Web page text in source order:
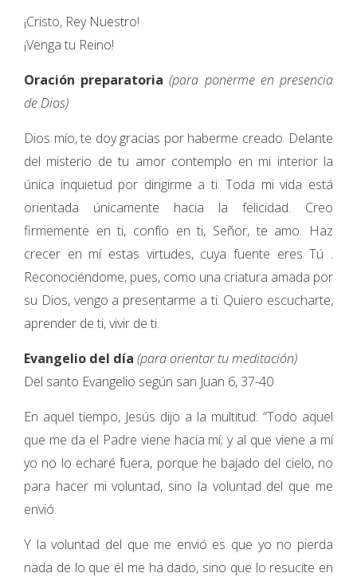
¡Cristo, Rey Nuestro!
¡Venga tu Reino!
Oración preparatoria (para ponerme en presencia
de Dios)
Dios mío, te doy gracias por haberme creado. Delante
del misterio de tu amor contemplo en mi interior la
única inquietud por dirigirme a ti. Toda mi vida está
orientada únicamente hacia la felicidad. Creo
firmemente en ti, confío en ti, Señor, te amo. Haz
crecer en mí estas virtudes, cuya fuente eres Tú .
Reconociéndome, pues, como una criatura amada por
su Dios, vengo a presentarme a ti. Quiero escucharte,
aprender de ti, vivir de ti.
Evangelio del día (para orientar tu meditación)
Del santo Evangelio según san Juan 6, 37-40
En aquel tiempo, Jesús dijo a la multitud: “Todo aquel
que me da el Padre viene hacia mí; y al que viene a mí
yo no lo echaré fuera, porque he bajado del cielo, no
para hacer mi voluntad, sino la voluntad del que me
envió.
Y la voluntad del que me envió es que yo no pierda
nada de lo que él me ha dado, sino que lo resucite en